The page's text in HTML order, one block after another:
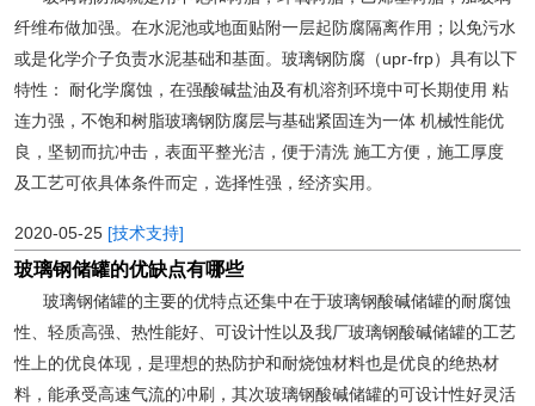
纤维布做加强。在水泥池或地面贴附一层起防腐隔离作用；以免污水
或是化学介子负责水泥基础和基面。玻璃钢防腐（upr-frp）具有以下
特性： 耐化学腐蚀，在强酸碱盐油及有机溶剂环境中可长期使用 粘
连力强，不饱和树脂玻璃钢防腐层与基础紧固连为一体 机械性能优
良，坚韧而抗冲击，表面平整光洁，便于清洗 施工方便，施工厚度
及工艺可依具体条件而定，选择性强，经济实用。
2020-05-25 [技术支持]
玻璃钢储罐的优缺点有哪些
玻璃钢储罐的主要的优特点还集中在于玻璃钢酸碱储罐的耐腐蚀
性、轻质高强、热性能好、可设计性以及我厂玻璃钢酸碱储罐的工艺
性上的优良体现，是理想的热防护和耐烧蚀材料也是优良的绝热材
料，能承受高速气流的冲刷，其次玻璃钢酸碱储罐的可设计性好灵活